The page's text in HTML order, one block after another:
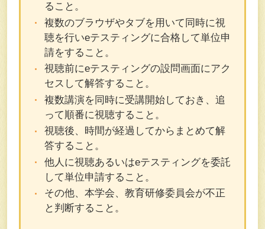
ること。
複数のブラウザやタブを用いて同時に視
聴を行いeテスティングに合格して単位申
請をすること。
視聴前にeテスティングの設問画面にアク
セスして解答すること。
複数講演を同時に受講開始しておき、追
って順番に視聴すること。
視聴後、時間が経過してからまとめて解
答すること。
他人に視聴あるいはeテスティングを委託
して単位申請すること。
その他、本学会、教育研修委員会が不正
と判断すること。